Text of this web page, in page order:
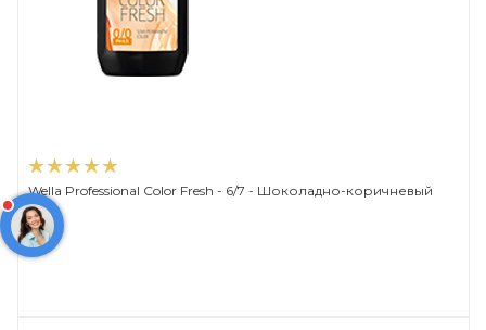
Wella Professional Color Fresh - 6/7 - Шоколадно-коричневый